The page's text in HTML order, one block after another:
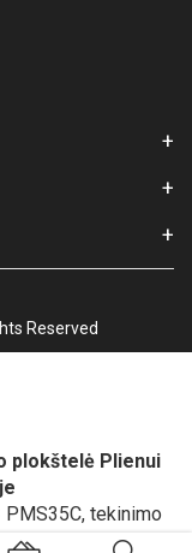
Reserved
plokštelė Plienui
tekinimo
ir atsiskaitymo